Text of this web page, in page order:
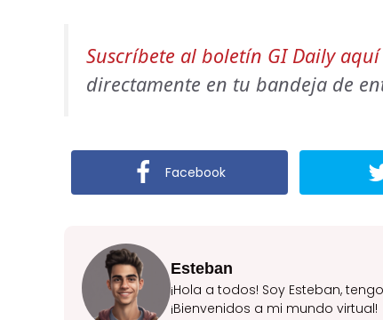
Suscríbete al boletín GI Daily aquí
directamente en tu bandeja de
Facebook
Esteban
¡Hola a todos! Soy Esteban,
¡Bienvenidos a mi mundo virtual!